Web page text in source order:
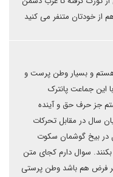
از خودتان متنفر می کنید
و بسیار وطن پرست و
این جماعت پانترک
جز حرف حق و آینده
سال در مقابل تحرکات
در بیخ گوشمان سکوت
سوال دارم کجای متن
بر فرض هم باشد وطن پرستی